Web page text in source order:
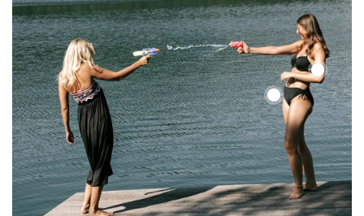
Color
Up
Top
Color
Up
Top